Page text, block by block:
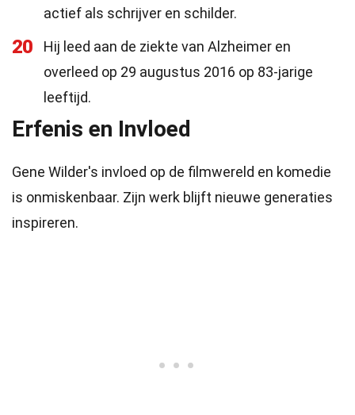
actief als schrijver en schilder.
20
Hij leed aan de ziekte van Alzheimer en
overleed op 29 augustus 2016 op 83-jarige
leeftijd.
Erfenis en Invloed
Gene Wilder's invloed op de filmwereld en komedie
is onmiskenbaar. Zijn werk blijft nieuwe generaties
inspireren.